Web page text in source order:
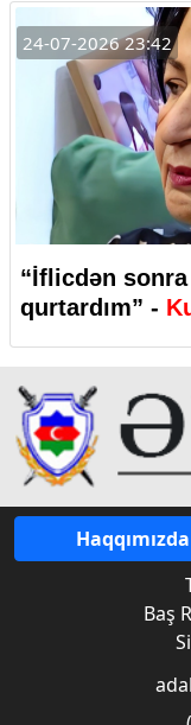
24-07-2026 23:42
“İflicdən
qurtardım” -
Haqqımızda
Baş